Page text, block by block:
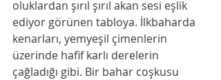
oluklardan şırıl şırıl akan sesi eşlik
ediyor görünen tabloya. İlkbaharda
kenarları, yemyeşil çimenlerin
üzerinde hafif karlı derelerin
çağladığı gibi. Bir bahar coşkusu